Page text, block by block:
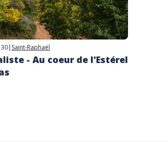
| Saint-Raphaël
- Au coeur de l'Estérel